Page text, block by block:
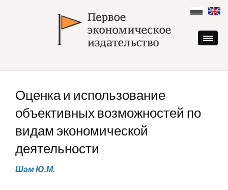
content
Оценка и использование
объективных возможностей по
видам экономической
деятельности
Шам Ю.М.